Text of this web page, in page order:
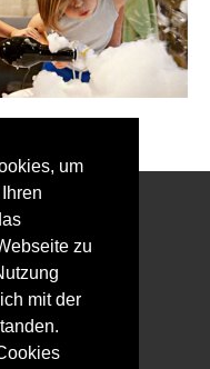
um
zu
mit der
Newsletter?